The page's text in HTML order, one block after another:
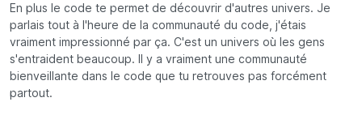
En plus le code te permet de découvrir d'autres univers. Je
parlais tout à l'heure de la communauté du code, j'étais
vraiment impressionné par ça. C'est un univers où les gens
s'entraident beaucoup. Il y a vraiment une communauté
bienveillante dans le code que tu retrouves pas forcément
partout.